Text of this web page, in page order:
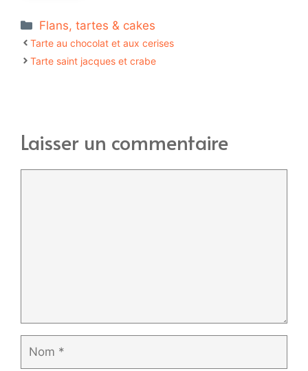
Catégories
Flans, tartes & cakes
Tarte au chocolat et aux cerises
Tarte saint jacques et crabe
Laisser un commentaire